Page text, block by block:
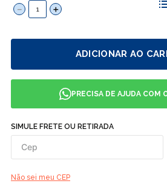
＋
－
ADICIONAR AO
PRECISA DE AJUDA COM
SIMULE FRETE OU RETIRADA
Não sei meu CEP